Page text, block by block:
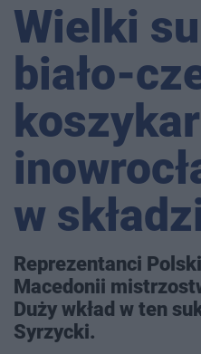
Wielki
biało-
w
Reprezentanci
Macedonii
Duży wkład w ten
Syrzycki.